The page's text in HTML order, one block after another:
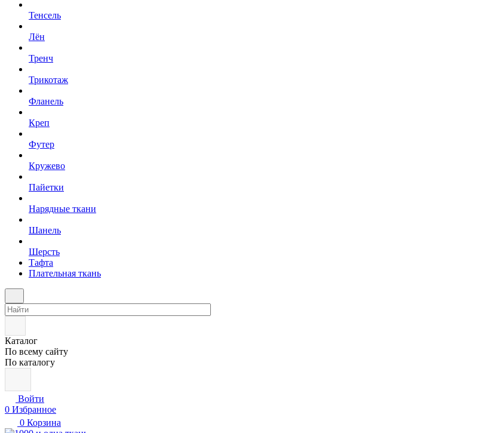
Тенсель
Лён
Тренч
Трикотаж
Фланель
Креп
Футер
Кружево
Пайетки
Нарядные ткани
Шанель
Шерсть
Тафта
Плательная ткань
Каталог
По всему сайту
По каталогу
Войти
0 Избранное
0 Корзина